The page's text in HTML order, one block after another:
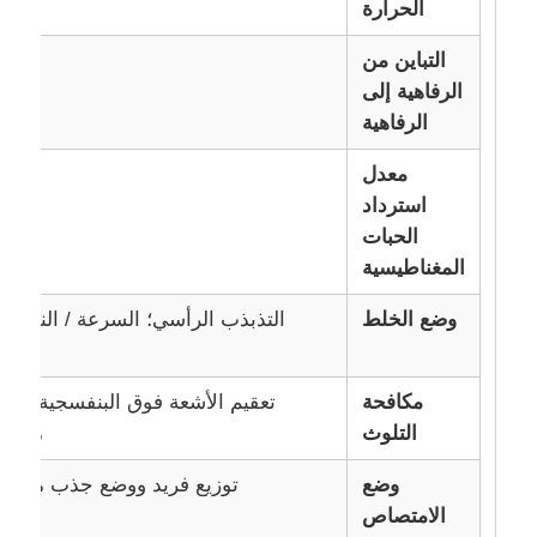
المنزل
منتجات
معلومات عنا
الحرارة
التباين من
الرفاهية إلى
الرفاهية
معدل
استرداد
الحبات
المغناطيسية
وضع الخلط التذبذب الرأسي؛ السرعة /
مكافحة
التلوث
وضع
الامتصاص
توزيع فريد ووضع جذب